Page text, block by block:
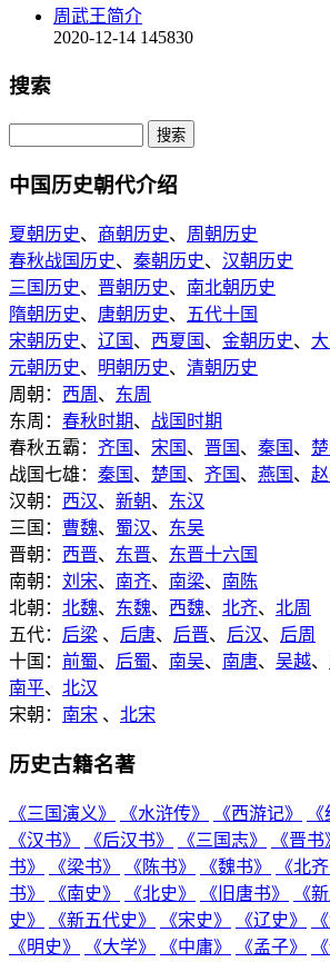
周武王简介
2020-12-14 145830
搜索
中国历史朝代介绍
夏朝历史、 商朝历史、 周朝历史
春秋战国历史、 秦朝历史、 汉朝历史
三国历史、 晋朝历史、 南北朝历史
隋朝历史、 唐朝历史、
五代十国
宋朝历史、 辽国 、 西夏国 、 金朝历史、
元朝历史、 明朝历史、 清朝历史
周朝： 西周 、 东周
东周： 春秋时期、 战国时期
春秋五霸： 齐国 、 宋国 、 晋国 、 秦国 、
战国七雄： 秦国 、 楚国 、 齐国 、 燕国 、
汉朝： 西汉、 新朝、 东汉
三国： 曹魏、 蜀汉、 东吴
晋朝： 西晋、 东晋、 东晋十六国
南朝： 刘宋、 南齐、 南梁、 南陈
北朝： 北魏、 东魏、 西魏、 北齐、 北周
五代： 后梁 、 后唐、 后晋、 后汉、 后周
十国： 前蜀、 后蜀、 南吴、 南唐、 吴越、
南平、 北汉
宋朝： 南宋 、 北宋
历史古籍名著
《三国演义》 《水浒传》 《西游记》
《汉书》
《后汉书》 《三国志》 《晋书
书》
《梁书》 《陈书》 《魏书》 《北
书》
《南史》 《北史》 《旧唐书》 《
史》
《新五代史》 《宋史》 《辽史》
《明史》
《大学》 《中庸》 《孟子》